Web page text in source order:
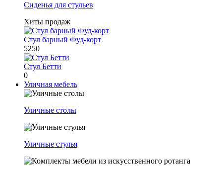
Сиденья для стульев
Хиты продаж
Стул барный Фуд-корт
5250
Стул Бетти
0
Уличная мебель
Уличные столы
Уличные стулья